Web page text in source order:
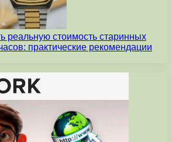
реальную стоимость старинных
практические рекомендации